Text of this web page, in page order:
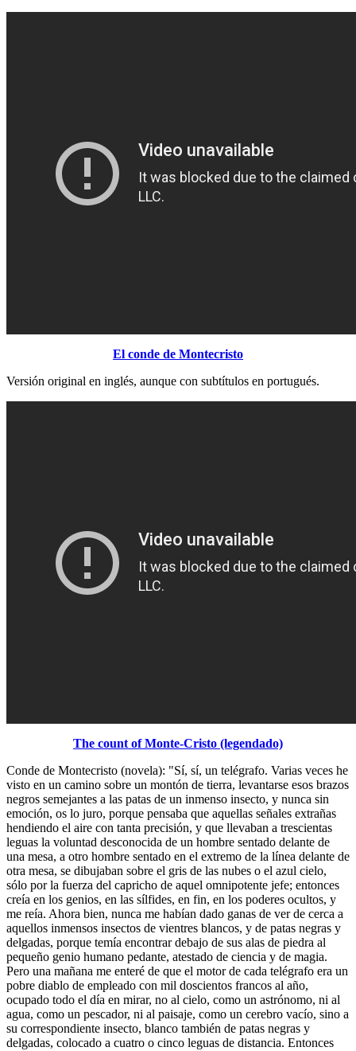
El conde de Montecristo
Versión original en inglés, aunque con subtítulos en portugués.
The count of Monte-Cristo (legendado)
Conde de Montecristo (novela): "Sí, sí, un telégrafo. Varias veces he
visto en un camino sobre un montón de tierra, levantarse esos brazos
negros semejantes a las patas de un inmenso insecto, y nunca sin
emoción, os lo juro, porque pensaba que aquellas señales extrañas
hendiendo el aire con tanta precisión, y que llevaban a trescientas
leguas la voluntad desconocida de un hombre sentado delante de
una mesa, a otro hombre sentado en el extremo de la línea delante de
otra mesa, se dibujaban sobre el gris de las nubes o el azul cielo,
sólo por la fuerza del capricho de aquel omnipotente jefe; entonces
creía en los genios, en las sílfides, en fin, en los poderes ocultos, y
me reía. Ahora bien, nunca me habían dado ganas de ver de cerca a
aquellos inmensos insectos de vientres blancos, y de patas negras y
delgadas, porque temía encontrar debajo de sus alas de piedra al
pequeño genio humano pedante, atestado de ciencia y de magia.
Pero una mañana me enteré de que el motor de cada telégrafo era un
pobre diablo de empleado con mil doscientos francos al año,
ocupado todo el día en mirar, no al cielo, como un astrónomo, ni al
agua, como un pescador, ni al paisaje, como un cerebro vacío, sino a
su correspondiente insecto, blanco también de patas negras y
delgadas, colocado a cuatro o cinco leguas de distancia. Entonces